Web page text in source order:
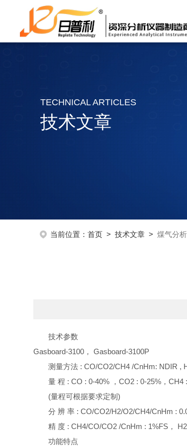
TECHNICAL ARTICLES
技术文章
当前位置：首页 >技术文章 >煤气分
技术参数
Gasboard-3100， Gasboard-3100P
测量方法 : CO/CO2/CH4 /CnHm: NDIR ,
量 程 : CO : 0-40% ，CO2 : 0-25%，
(量程可根据要求定制)
分 辨 率 : CO/CO2/H2/O2/CH4/CnHm :
精 度 : CH4/CO/CO2 /CnHm : 1%FS，
功能特点